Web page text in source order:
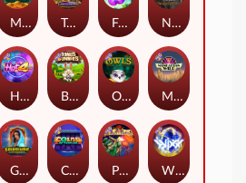
Nexus Tombstone RIP
Manhattan Goes Wild
Monkey's Gold xPays Tomb of Nefertiti
Golden Genie And The Walking Wilds Coins of Fortune WiXX
Fruits
Bonus Bunnies
Hot 4 Cash Owls
Pixies vs Pirates